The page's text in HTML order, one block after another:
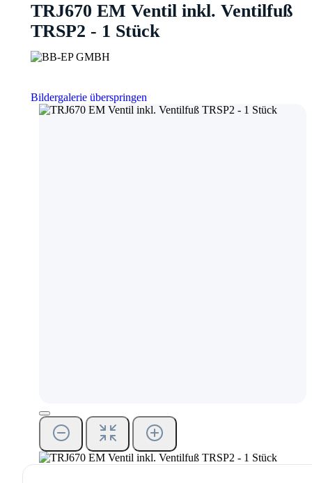
TRJ670 EM Ventil inkl. Ventilfuß
TRSP2 - 1 Stück
Bildergalerie überspringen